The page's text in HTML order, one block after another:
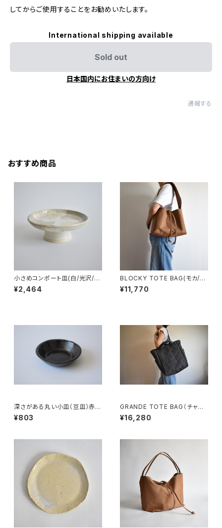
してからご使用することをお勧めいたします。
International shipping available
Sold out
日本国内にお住まいの方向け
通報する
おすすめ商品
小さめコンポート皿(白/光沢/グ
レー/ベージュ)
¥2,464
BLOCKY TOTE BAG(モカ/ブ
ラウン)
¥11,770
深さがある丸い小皿（豆皿）赤土
×錆釉
¥803
GRANDE TOTE BAG（チャコ
ール/グレー）
¥16,280